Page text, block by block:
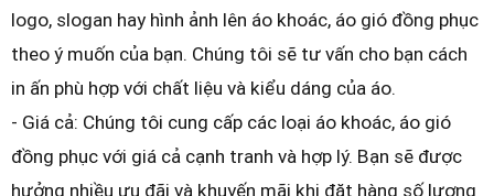
logo, slogan hay hình ảnh lên áo khoác, áo gió đồng phục
theo ý muốn của bạn. Chúng tôi sẽ tư vấn cho bạn cách
in ấn phù hợp với chất liệu và kiểu dáng của áo.
- Giá cả: Chúng tôi cung cấp các loại áo khoác, áo gió
đồng phục với giá cả cạnh tranh và hợp lý. Bạn sẽ được
hưởng nhiều ưu đãi và khuyến mãi khi đặt hàng số lượng